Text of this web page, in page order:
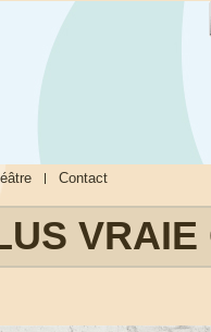
Contact
VRAIE